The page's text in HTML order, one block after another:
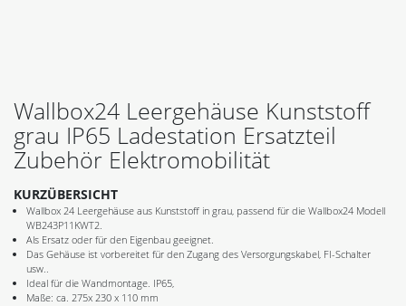
Wallbox24 Leergehäuse Kunststoff
grau IP65 Ladestation Ersatzteil
Zubehör Elektromobilität
KURZÜBERSICHT
Wallbox 24 Leergehäuse aus Kunststoff in grau, passend für die Wallbox24 Modell
WB243P11KWT2.
Als Ersatz oder für den Eigenbau geeignet.
Das Gehäuse ist vorbereitet für den Zugang des Versorgungskabel, FI-Schalter
usw..
Ideal für die Wandmontage. IP65,
Maße: ca. 275x 230 x 110 mm